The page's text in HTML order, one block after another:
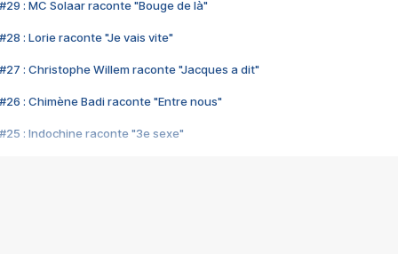
#29 : MC Solaar raconte "Bouge de là"
#28 : Lorie raconte "Je vais vite"
#27 : Christophe Willem raconte "Jacques a dit"
#26 : Chimène Badi raconte "Entre nous"
#25 : Indochine raconte "3e sexe"